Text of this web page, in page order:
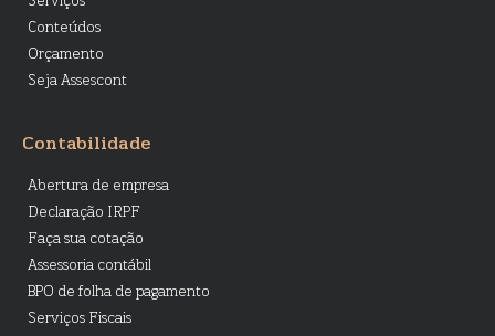
Conteúdos
Orçamento
Seja Assescont
Contabilidade
Abertura de empresa
Declaração IRPF
Faça sua cotação
Assessoria contábil
BPO de folha de pagamento
Serviços Fiscais